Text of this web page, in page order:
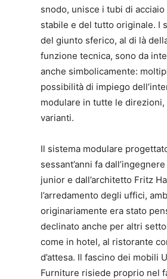
snodo, unisce i tubi di
stabile e del tutto originale. I
del giunto sferico, al di là
funzione tecnica, sono da
anche simbolicamente:
possibilità di impiego
modulare in tutte le
varianti.
Il sistema modulare
sessant’anni fa
junior e dall’architetto Fritz
l’arredamento degli uffici,
originariamente era stato
declinato anche per altri
come in hotel, al ristorante
d’attesa. Il fascino dei mobili
Furniture risiede proprio nel